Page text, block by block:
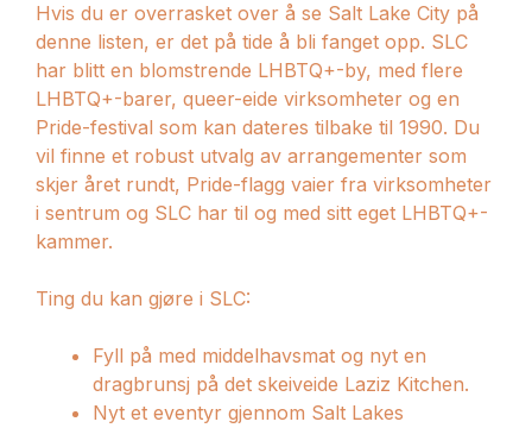
Hvis du er overrasket over å se Salt Lake City på
denne listen, er det på tide å bli fanget opp. SLC
har blitt en blomstrende LHBTQ+-by, med flere
LHBTQ+-barer, queer-eide virksomheter og en
Pride-festival som kan dateres tilbake til 1990. Du
vil finne et robust utvalg av arrangementer som
skjer året rundt, Pride-flagg vaier fra virksomheter
i sentrum og SLC har til og med sitt eget LHBTQ+-
kammer.
Ting du kan gjøre i SLC:
Fyll på med middelhavsmat og nyt en
dragbrunsj på det skeiveide Laziz Kitchen.
Nyt et eventyr gjennom Salt Lakes